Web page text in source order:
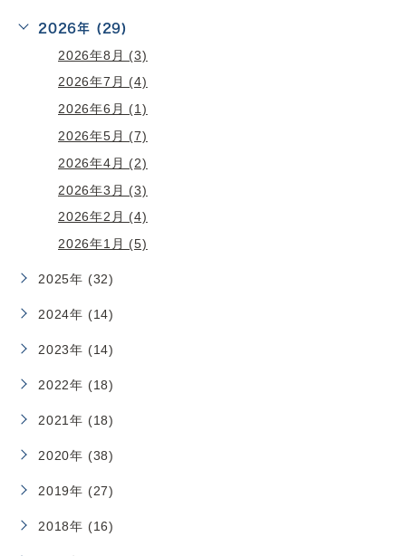
2026年 (29)
2026年8月 (3)
2026年7月 (4)
2026年6月 (1)
2026年5月 (7)
2026年4月 (2)
2026年3月 (3)
2026年2月 (4)
2026年1月 (5)
2025年 (32)
2024年 (14)
2023年 (14)
2022年 (18)
2021年 (18)
2020年 (38)
2019年 (27)
2018年 (16)